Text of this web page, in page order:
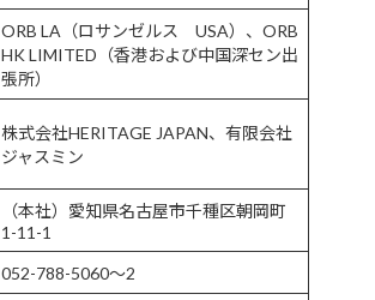
ORB LA（ロサンゼルス USA）、ORB
HK LIMITED（香港および中国深セン出
張所）
株式会社HERITAGE JAPAN、有限会社
ジャスミン
（本社）愛知県名古屋市千種区朝岡町
1-11-1
052-788-5060～2